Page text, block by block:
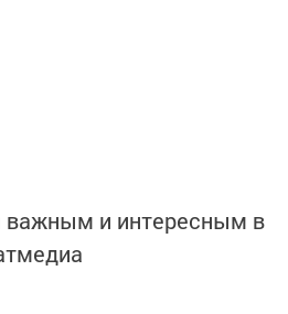
и интересным в